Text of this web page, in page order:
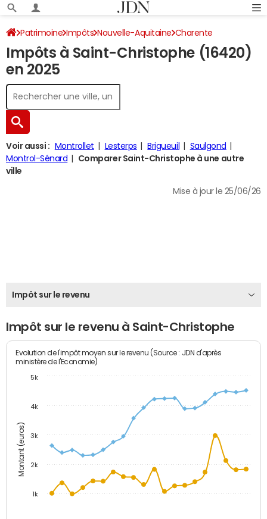
Patrimoine Impôts Nouvelle-Aquitaine Charente
Saint-Christophe Impôt sur le revenu
Impôts à Saint-Christophe (16420)
en 2025
Voir aussi : Montrollet Lesterps Brigueuil
Saulgond
Montrol-Sénard
Comparer Saint-Christophe à une autre
ville
Mise à jour le 25/06/26
Impôt sur le revenu
Impôt sur le revenu à Saint-Christophe
Montant (euros)
Evolution de l'impôt moyen sur le revenu (Source : JDN d'après
ministère de l'Economie)
1k
2k
3k
4k
5k